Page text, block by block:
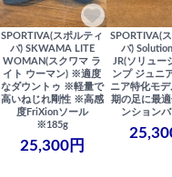
SPORTIVA(スポルティ
バ) SKWAMA LITE
WOMAN(スクワマ ラ
イト ウーマン) ※適度
なダウントゥ ※軽量で
高いねじれ剛性 ※高感
度FriXionソール
※185g
25,300円
SPORTIVA(
バ)
JR(ソリュー
ンプ ジュニ
ニア特化モ
期の足に最
ンション